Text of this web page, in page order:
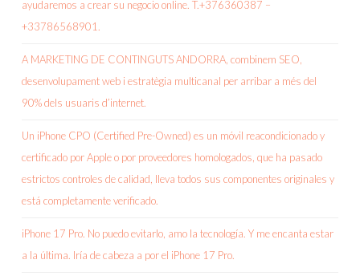
ayudaremos a crear su negocio online. T.+376360387 –
+33786568901.
A MARKETING DE CONTINGUTS ANDORRA, combinem SEO,
desenvolupament web i estratègia multicanal per arribar a més del
90% dels usuaris d’internet.
Un iPhone CPO (Certified Pre-Owned) es un móvil reacondicionado y
certificado por Apple o por proveedores homologados, que ha pasado
estrictos controles de calidad, lleva todos sus componentes originales y
está completamente verificado.
iPhone 17 Pro. No puedo evitarlo, amo la tecnología. Y me encanta estar
a la última. Iría de cabeza a por el iPhone 17 Pro.